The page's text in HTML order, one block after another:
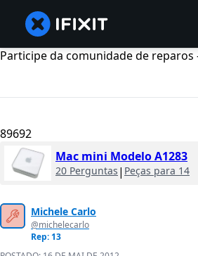
Participe da comunidade de reparos
89692
Mac mini Modelo A1283
20 Perguntas | Peças para 14
Michele Carlo
@michelecarlo
Rep: 13